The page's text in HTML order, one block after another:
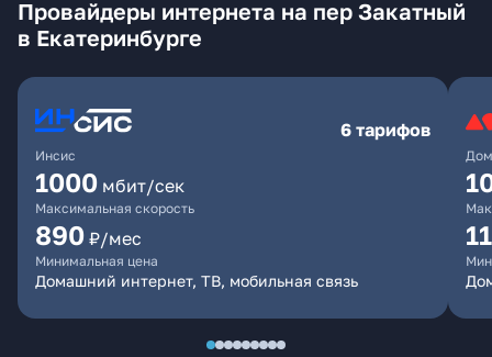
Провайдеры интернета на пер Закатный
в Екатеринбурге
Инсис
6 тарифов
1000 мбит/сек
Максимальная скорость
890 ₽/мес
Минимальная цена
Домашний интернет, ТВ, мобильная связь